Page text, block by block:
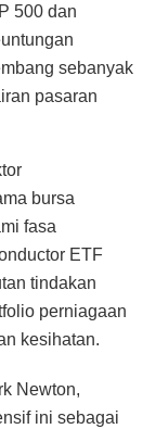
500 dan
sebanyak
pasaran
bursa
fasa
ETF
tindakan
perniagaan
kesihatan.
Newton,
ini sebagai